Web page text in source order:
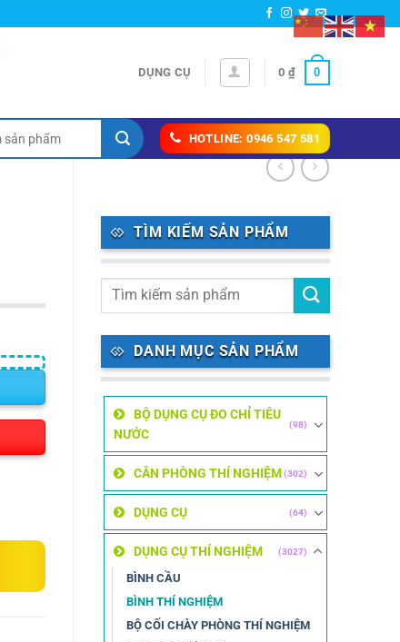
DỤNG CỤ 0 ₫ 0
HOTLINE: 0946 547 581
TÌM KIẾM SẢN PHẨM
DANH MỤC SẢN PHẨM
BỘ DỤNG CỤ ĐO CHỈ TIÊU
NƯỚC
(98)
CÂN PHÒNG THÍ NGHIỆM (302)
DỤNG CỤ (64)
DỤNG CỤ THÍ NGHIỆM (3027)
BÌNH CẦU
BÌNH THÍ NGHIỆM
BỘ CỐI CHÀY PHÒNG THÍ NGHIỆM